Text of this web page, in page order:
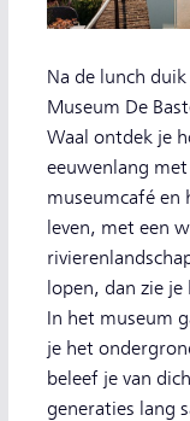
Na de lunch
Museum De
Waal ontdek je
eeuwenlang
museumcafé
leven, met een
lopen, dan zie
In het museum
je het
beleef je van
generaties lang